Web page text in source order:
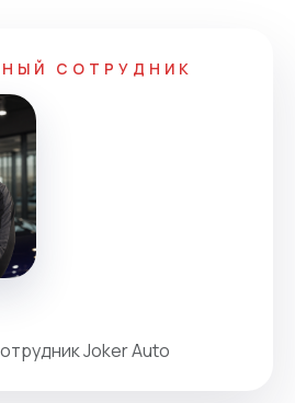
СОТРУДНИК
Joker Auto